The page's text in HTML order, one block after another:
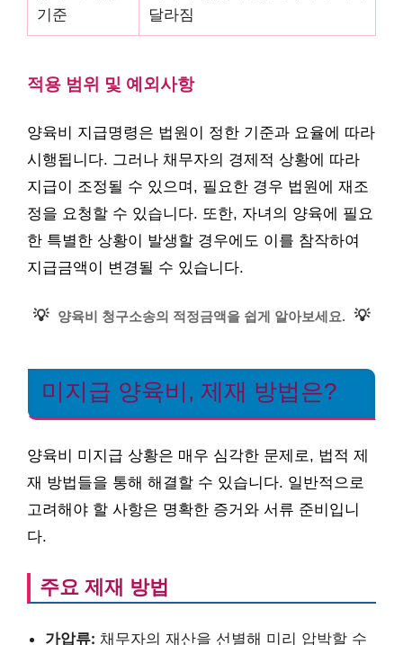
기준
달라짐
적용 범위 및 예외사항
양육비 지급명령은 법원이 정한 기준과 요율에 따라
시행됩니다. 그러나 채무자의 경제적 상황에 따라
지급이 조정될 수 있으며, 필요한 경우 법원에 재조
정을 요청할 수 있습니다. 또한, 자녀의 양육에 필요
한 특별한 상황이 발생할 경우에도 이를 참작하여
지급금액이 변경될 수 있습니다.
💡 양육비 청구소송의 적정금액을 쉽게 알아보세요. 💡
미지급 양육비, 제재 방법은?
양육비 미지급 상황은 매우 심각한 문제로, 법적 제
재 방법들을 통해 해결할 수 있습니다. 일반적으로
고려해야 할 사항은 명확한 증거와 서류 준비입니
다.
주요 제재 방법
가압류: 채무자의 재산을 선별해 미리 압박할 수